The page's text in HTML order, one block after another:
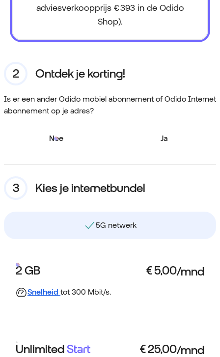
adviesverkoopprijs € 393 in de Odido
Shop).
Ontdek je korting!
Is er een ander Odido mobiel abonnement of Odido Internet
abonnement op je adres?
Nee Ja
Kies je internetbundel
5G netwerk
2 GB
Snelheid tot 300 Mbit/s.
UnlimitedStart